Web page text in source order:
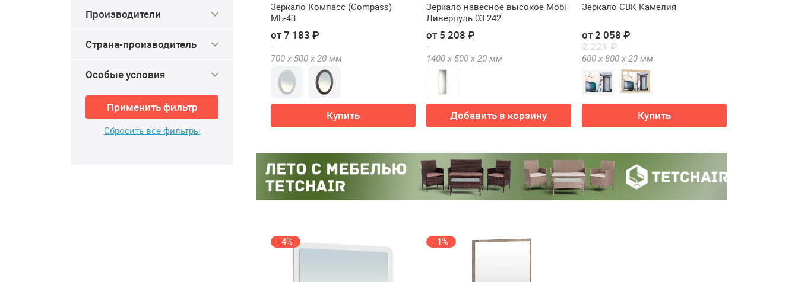
Зеркало Компасс (Compass)
МБ-43
от 7 183 ₽
700 х 500 х 20 мм
Купить
Зеркало навесное высокое Mobi
Ливерпуль 03.242
от 5 208 ₽
1400 х 500 х 20 мм
Добавить в корзину
Зеркало СВК Камелия
от 2 058 ₽
2 221 ₽
600 х 800 х 20 мм
Купить
-4% -1%
Производители
Страна-производитель
Особые условия
Применить фильтр
Сбросить все фильтры